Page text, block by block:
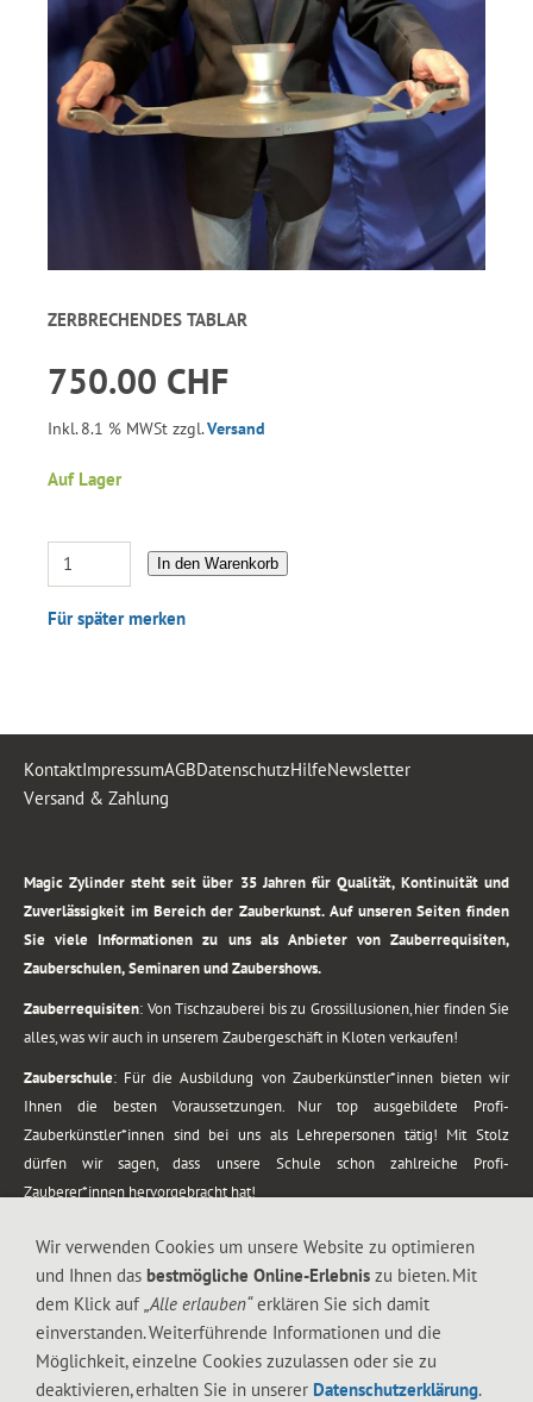
ZERBRECHENDES TABLAR
750.00 CHF
Inkl. 8.1 % MWSt zzgl.Versand
Auf Lager
In den Warenkorb
Für später merken
KontaktImpressumAGBDatenschutzHilfeNewsletter
Versand & Zahlung
Magic Zylinder steht seit über 35 Jahren für Qualität, Kontinuität und
Zuverlässigkeit im Bereich der Zauberkunst. Auf unseren Seiten finden
Sie viele Informationen zu uns als Anbieter von Zauberrequisiten,
Zauberschulen, Seminaren und Zaubershows.
Zauberrequisiten: Von Tischzauberei bis zu Grossillusionen, hier finden Sie
alles, was wir auch in unserem Zaubergeschäft in Kloten verkaufen!
Zauberschule: Für die Ausbildung von Zauberkünstler*innen bieten wir
Ihnen die besten Voraussetzungen. Nur top ausgebildete Profi-
Zauberkünstler*innen sind bei uns als Lehrepersonen tätig! Mit Stolz
dürfen wir sagen, dass unsere Schule schon zahlreiche Profi-
Zauberer*innen hervorgebracht hat!
vom Kinderprogramm bis zur Tischzauberei. Lassen Sie sich faszinieren von
meiner Zauber-Sprech-Show, angerührt mit sprachlichen Sequenzen,
gewürzt mit Gags und visuellen Illusionen wie Kaninchen, Vasen, Seilen,
Wir verwenden Cookies um unsere Website zu optimieren
und Ihnen das bestmögliche Online-Erlebnis zu bieten. Mit
dem Klick auf „Alle erlauben“erklären Sie sich damit
einverstanden. Weiterführende Informationen und die
Möglichkeit, einzelne Cookies zuzulassen oder sie zu
deaktivieren, erhalten Sie in unserer Datenschutzerklärung.